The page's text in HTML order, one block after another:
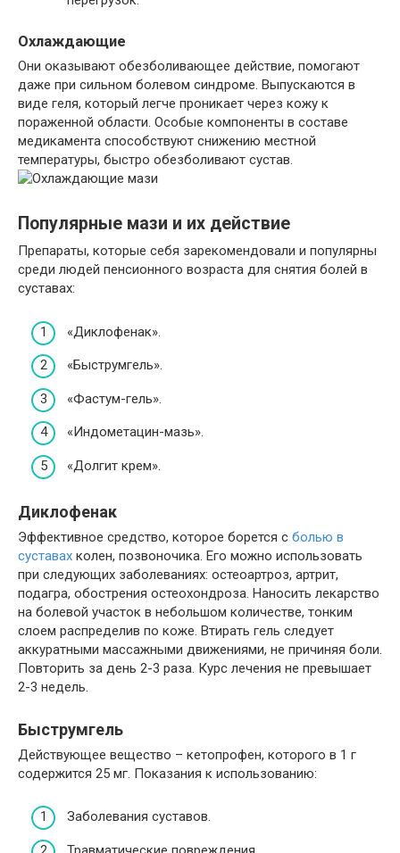
Охлаждающие
Они оказывают обезболивающее действие, помогают
даже при сильном болевом синдроме. Выпускаются в
виде геля, который легче проникает через кожу к
пораженной области. Особые компоненты в составе
медикамента способствуют снижению местной
температуры, быстро обезболивают сустав.
Популярные мази и их действие
Препараты, которые себя зарекомендовали и популярны
среди людей пенсионного возраста для снятия болей в
суставах:
«Диклофенак».
«Быструмгель».
«Фастум-гель».
«Индометацин-мазь».
«Долгит крем».
Диклофенак
Эффективное средство, которое борется с болью в
суставах колен, позвоночика. Его можно использовать
при следующих заболеваниях: остеоартроз, артрит,
подагра, обострения остеохондроза. Наносить лекарство
на болевой участок в небольшом количестве, тонким
слоем распределив по коже. Втирать гель следует
аккуратными массажными движениями, не причиняя боли.
Повторить за день 2-3 раза. Курс лечения не превышает
2-3 недель.
Быструмгель
Действующее вещество – кетопрофен, которого в 1 г
содержится 25 мг. Показания к использованию:
Заболевания суставов.